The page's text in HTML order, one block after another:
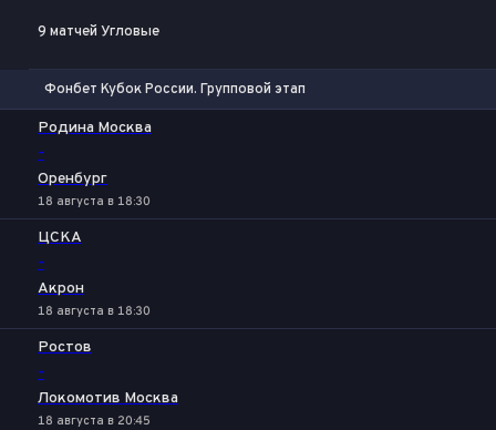
9 матчей Угловые
Фонбет Кубок России. Групповой этап
Родина Москва
-
Оренбург
18 августа в 18:30
ЦСКА
-
Акрон
18 августа в 18:30
Ростов
-
Локомотив Москва
18 августа в 20:45